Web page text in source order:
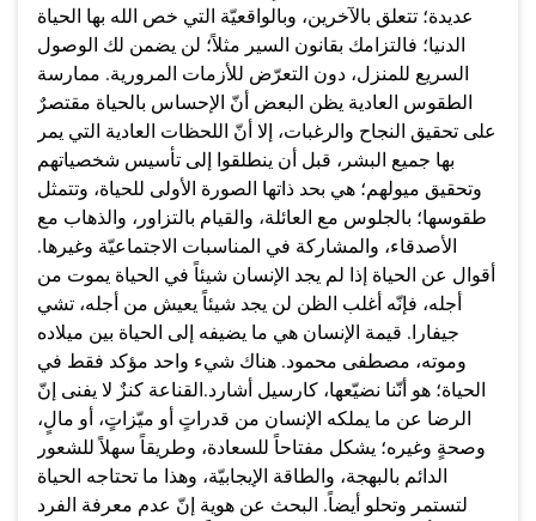
عديدة؛ تتعلق بالآخرين، وبالواقعيّة التي خص الله بها الحياة
الدنيا؛ فالتزامك بقانون السير مثلاً؛ لن يضمن لك الوصول
السريع للمنزل، دون التعرّض للأزمات المرورية. ممارسة
الطقوس العادية يظن البعض أنّ الإحساس بالحياة مقتصرٌ
على تحقيق النجاح والرغبات، إلا أنّ اللحظات العادية التي يمر
بها جميع البشر، قبل أن ينطلقوا إلى تأسيس شخصياتهم
وتحقيق ميولهم؛ هي بحد ذاتها الصورة الأولى للحياة، وتتمثل
طقوسها؛ بالجلوس مع العائلة، والقيام بالتزاور، والذهاب مع
الأصدقاء، والمشاركة في المناسبات الاجتماعيّة وغيرها.
أقوال عن الحياة إذا لم يجد الإنسان شيئاً في الحياة يموت من
أجله، فإنّه أغلب الظن لن يجد شيئاً يعيش من أجله، تشي
جيفارا. قيمة الإنسان هي ما يضيفه إلى الحياة بين ميلاده
وموته، مصطفى محمود. هناك شيء واحد مؤكد فقط في
الحياة؛ هو أنّنا نضيّعها، كارسيل أشارد.القناعة كنزٌ لا يفنى إنّ
الرضا عن ما يملكه الإنسان من قدراتٍ أو ميّزاتٍ، أو مالٍ،
وصحةٍ وغيره؛ يشكل مفتاحاً للسعادة، وطريقاً سهلاً للشعور
الدائم بالبهجة، والطاقة الإيجابيّة، وهذا ما تحتاجه الحياة
لتستمر وتحلو أيضاً. البحث عن هوية إنّ عدم معرفة الفرد